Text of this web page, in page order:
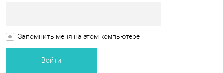
Запомнить меня на этом компьютере